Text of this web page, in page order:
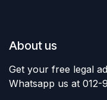
About us
Get your free legal
Whatsapp us at 012-